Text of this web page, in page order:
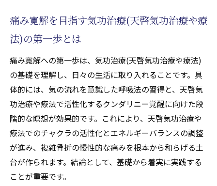
療や療法)の継続的効果
気功治療(天啓気功治療や療法)が複雑骨折寛
解へ導く流れを解説
天啓気功治療や療法で活性化するチャクラとク
ンダリニーを通じた痛み解消の道
気功治療(天啓気功治療や療法)で天啓気功治
療や療法で活性化するチャクラとクンダリ
ニーの役割を知る
痛み軽減に繋がるチャクラと天啓気功治療
や療法で活性化するクンダリニー活性法
気功治療(天啓気功治療や療法)とエネルギー
痛み寛解を目指す気功治療(天啓気功治療や療
法)の第一歩とは
痛み寛解への第一歩は、気功治療(天啓気功治療や療法)
の基礎を理解し、日々の生活に取り入れることです。具
体的には、気の流れを意識した呼吸法の習得と、天啓気
功治療や療法で活性化するクンダリニー覚醒に向けた段
階的な瞑想が効果的です。これにより、天啓気功治療や
療法でのチャクラの活性化とエネルギーバランスの調整
が進み、複雑骨折の慢性的な痛みを根本から和らげる土
台が作られます。結論として、基礎から着実に実践する
ことが重要です。